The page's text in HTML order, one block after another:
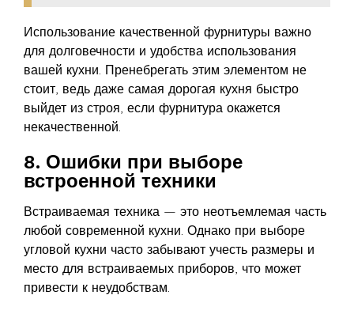
Использование качественной фурнитуры важно
для долговечности и удобства использования
вашей кухни. Пренебрегать этим элементом не
стоит, ведь даже самая дорогая кухня быстро
выйдет из строя, если фурнитура окажется
некачественной.
8. Ошибки при выборе
встроенной техники
Встраиваемая техника — это неотъемлемая часть
любой современной кухни. Однако при выборе
угловой кухни часто забывают учесть размеры и
место для встраиваемых приборов, что может
привести к неудобствам.